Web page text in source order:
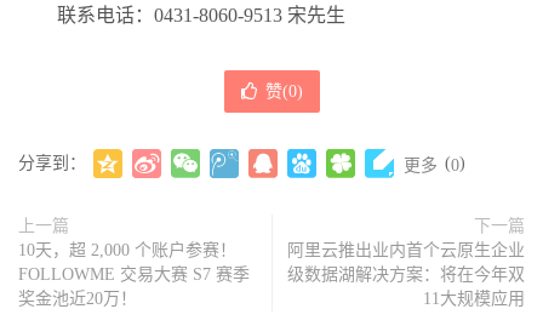
联系电话：0431-8060-9513 宋先生
赞(0)
分享到： 更多 (0)
上一篇
10天，超 2,000 个账户参赛！
FOLLOWME 交易大赛 S7 赛季
奖金池近20万！
下一篇
阿里云推出业内首个云原生企业
级数据湖解决方案：将在今年双
11大规模应用